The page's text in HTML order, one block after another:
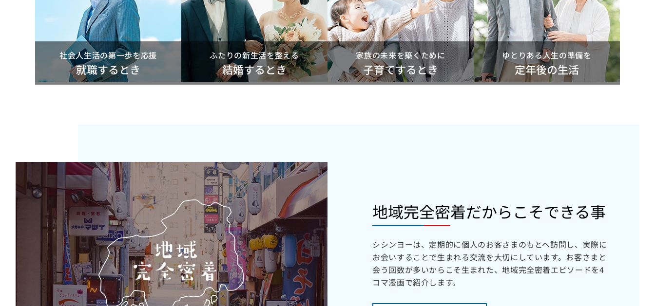
社会人生活の第一歩を応援
就職するとき
ふたりの新生活を整える
結婚するとき
家族の未来を築くために
子育てするとき
ゆとりある人生の準備を
定年後の生活
地域完全密着だからこそできる事
シシンヨーは、定期的に個人のお客さまのもとへ訪問し、実際に
お会いすることで生まれる交流を大切にしています。お客さまと
会う回数が多いからこそ生まれた、地域完全密着エピソードを4
コマ漫画で紹介します。